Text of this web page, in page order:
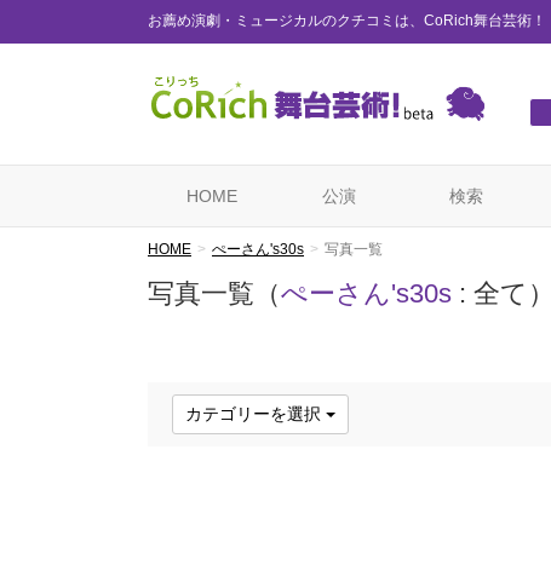
お薦め演劇・ミュージカルのクチコミは、CoRich舞台芸術！
HOME 公演 検索
HOME ぺーさん's30s 写真一覧
写真一覧（ぺーさん's30s : 全て）
カテゴリーを選択